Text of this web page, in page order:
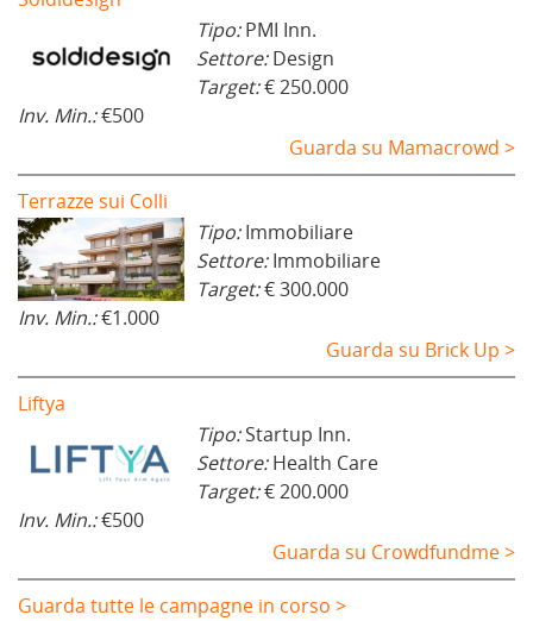
Tipo:PMI Inn.
Settore:Design
Target:€ 250.000
Inv. Min.:€500
Guarda su Mamacrowd >
Terrazze sui Colli
Tipo:Immobiliare
Settore:Immobiliare
Target:€ 300.000
Inv. Min.:€1.000
Guarda su Brick Up >
Liftya
Tipo:Startup Inn.
Settore:Health Care
Target:€ 200.000
Inv. Min.:€500
Guarda su Crowdfundme >
Guarda tutte le campagne in corso >